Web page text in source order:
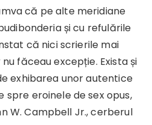
că pe alte meridiane
și cu refulările
că nici scrierile mai
făceau excepție. Exista și
exhibarea unor autentice
eroinele de sex opus,
W. Campbell Jr., cerberul